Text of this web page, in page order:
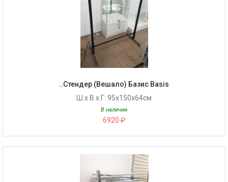
..Стендер (Вешало) Базис Basis
Ш х В х Г: 95х150х64см
В наличии
6920 ₽